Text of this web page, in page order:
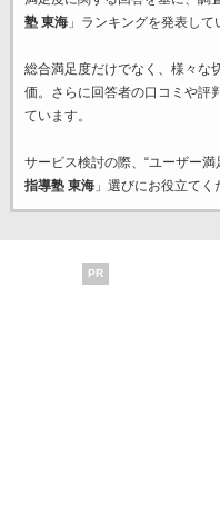
塾 東海」ランキングを発表して
総合満足度だけでなく、様々な
価。さらに回答者の口コミや評
ています。
サービス検討の際、“ユーザー満
指導塾 東海」選びにお役立てく
PR